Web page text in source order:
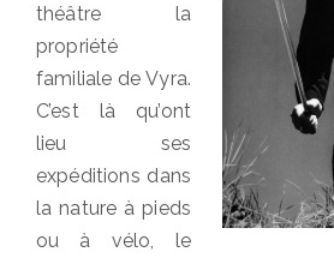
théâtre la
propriété
familiale de Vyra.
C’est là qu’ont
lieu ses
expéditions dans
la nature à pieds
ou à vélo, le